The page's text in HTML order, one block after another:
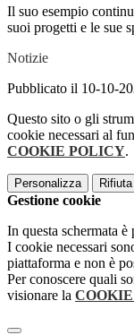
Il suo esempio
suoi progetti e le sue
Notizie
Pubblicato il 10-10-
Questo sito o gli
cookie necessari al
COOKIE POLICY.
Personalizza
Gestione cookie
In questa schermata
I cookie necessari
piattaforma e non è
Per conoscere quali
visionare la